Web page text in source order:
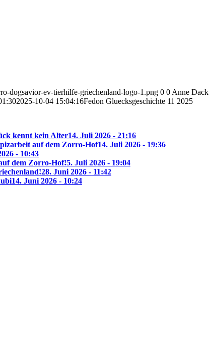
dogsavior-ev-tierhilfe-griechenland-logo-1.png 0 0 Anne Dack
2025-10-04 15:04:16Fedon Gluecksgeschichte 11 2025
kennt kein Alter14. Juli 2026 - 21:16
auf dem Zorro-Hof14. Juli 2026 - 19:36
- 10:43
dem Zorro-Hof!5. Juli 2026 - 19:04
28. Juni 2026 - 11:42
14. Juni 2026 - 10:24